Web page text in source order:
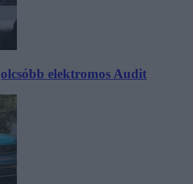
elektromos Audit